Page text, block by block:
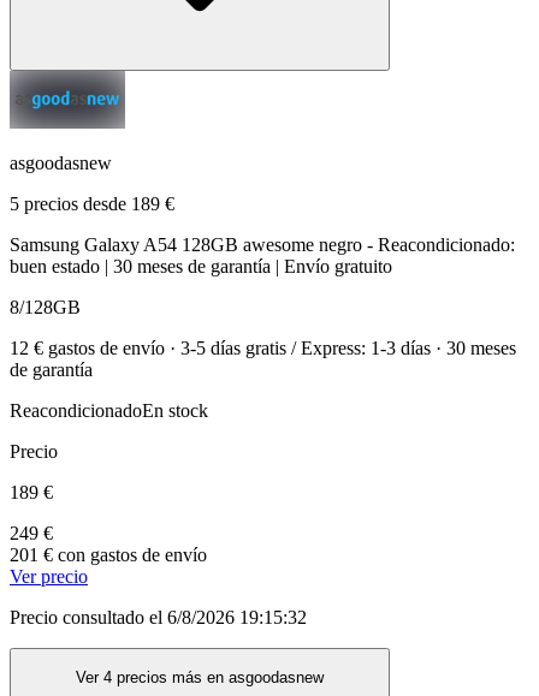
asgoodasnew
5 precios desde 189 €
Samsung Galaxy A54 128GB awesome negro - Reacondicionado:
buen estado | 30 meses de garantía | Envío gratuito
8/128GB
12 € gastos de envío · 3-5 días gratis / Express: 1-3 días · 30 meses
de garantía
ReacondicionadoEn stock
Precio
189 €
249 €
201 € con gastos de envío
Ver precio
Precio consultado el 6/8/2026 19:15:32
Ver 4 precios más en asgoodasnew